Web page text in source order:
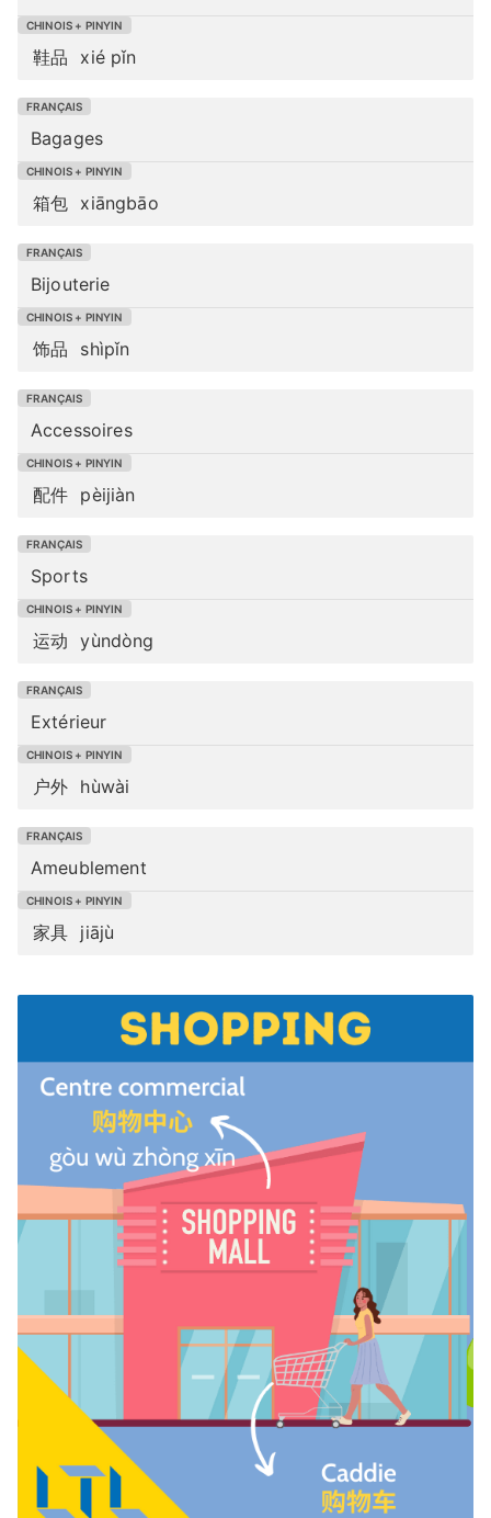
鞋品 xié pǐn
Bagages
箱包 xiāngbāo
Bijouterie
饰品 shìpǐn
Accessoires
配件 pèijiàn
Sports
运动 yùndòng
Extérieur
户外 hùwài
Ameublement
家具 jiājù